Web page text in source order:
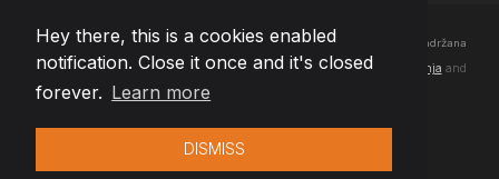
Hey there, this is a cookies enabled
notification. Close it once and it's closed
forever. Learn more
DISMISS
© Autorska prava 2026 Team Extension Bosnia Herzegovina - Sva prava zadržana
Changelog● Korišćenjem ove stranice slažete se sa našimPravila korištenja and
Politika privatnosti